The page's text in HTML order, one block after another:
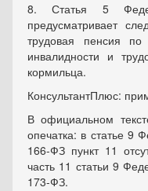
8. Статья 5
предусматривает
трудовая пенсия
инвалидности и
кормильца.
КонсультантПлюс:
В официальном
опечатка: в статье 9
166-ФЗ пункт 11
часть 11 статьи 9
173-ФЗ.